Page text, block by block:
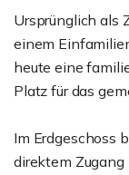
Ursprünglich als
einem
heute eine
Platz für das
Im Erdgeschoss
direktem Zugang